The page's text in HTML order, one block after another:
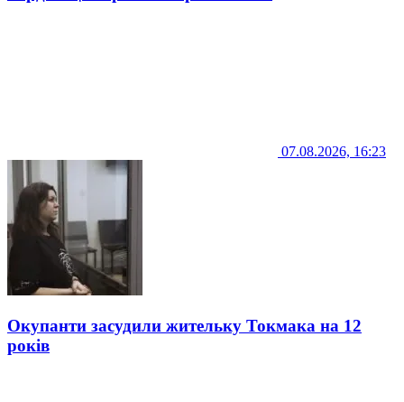
07.08.2026, 16:23
Окупанти засудили жительку Токмака на 12
років